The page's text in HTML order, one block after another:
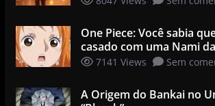
One Piece: Você sabia
casado com uma Nami
7141 Views Sem
A Origem do Bankai no